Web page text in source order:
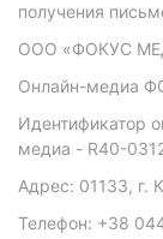
получения
ООО «ФОКУС
Онлайн-медиа
Идентификатор
медиа - R40-
Адрес: 01133, г.
Телефон: +38